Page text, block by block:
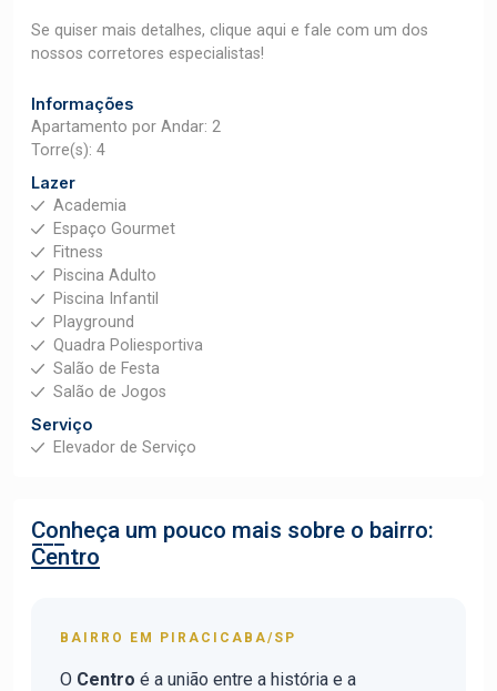
Se quiser mais detalhes, clique aqui e fale com um dos
nossos corretores especialistas!
Informações
Apartamento por Andar: 2
Torre(s): 4
Lazer
Academia
Espaço Gourmet
Fitness
Piscina Adulto
Piscina Infantil
Playground
Quadra Poliesportiva
Salão de Festa
Salão de Jogos
Serviço
Elevador de Serviço
Conheça um pouco mais sobre o bairro:
Centro
BAIRRO EM PIRACICABA/SP
O Centro é a união entre a história e a